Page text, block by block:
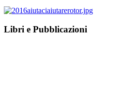
Libri e Pubblicazioni